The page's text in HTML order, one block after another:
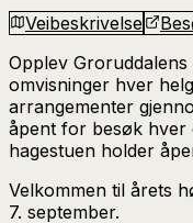
Veibeskrivelse
Opplev
omvisninger hver
arrangementer
åpent for besøk hver
hagestuen holder
Velkommen til årets
7. september.